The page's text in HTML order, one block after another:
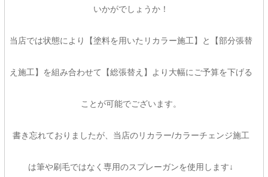
いかがでしょうか！
当店では状態により【塗料を用いたリカラー施工】と【部分張替
え施工】を組み合わせて【総張替え】より大幅にご予算を下げる
ことが可能でございます。
書き忘れておりましたが、当店のリカラー/カラーチェンジ施工
は筆や刷毛ではなく専用のスプレーガンを使用します↓